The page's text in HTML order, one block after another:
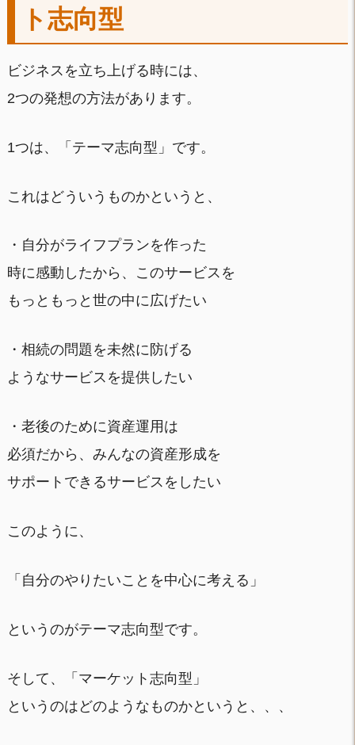
ト志向型
ビジネスを立ち上げる時には、
2つの発想の方法があります。
1つは、「テーマ志向型」です。
これはどういうものかというと、
・自分がライフプランを作った
時に感動したから、このサービスを
もっともっと世の中に広げたい
・相続の問題を未然に防げる
ようなサービスを提供したい
・老後のために資産運用は
必須だから、みんなの資産形成を
サポートできるサービスをしたい
このように、
「自分のやりたいことを中心に考える」
というのがテーマ志向型です。
そして、「マーケット志向型」
というのはどのようなものかというと、、、